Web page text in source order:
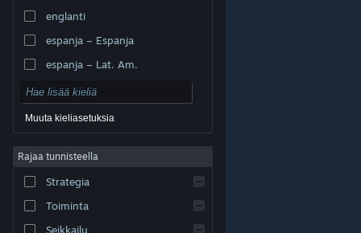
© Valve Corporation. Kaikki oikeudet pidätetään. Kaikki
Yhdysvalloissa ja kaikkialla maailmassa.
Helppokäyttötoiminnot
Hyvitykset|Evästeet
englanti
espanja – Espanja
espanja – Lat. Am.
Muuta kieliasetuksia
Rajaa tunnisteella
Strategia
Toiminta
Seikkailu